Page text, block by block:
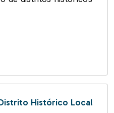
Histórico Local